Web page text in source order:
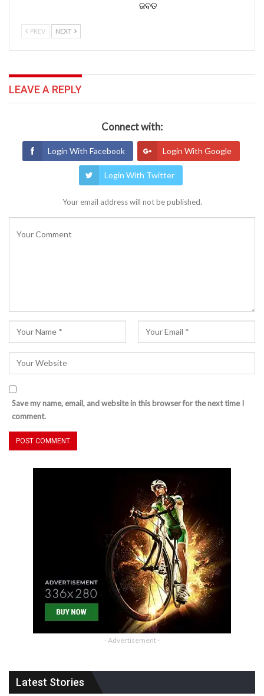
ଜବତ
PREV NEXT
LEAVE A REPLY
Connect with:
Login With Facebook Login With Google
Login With Twitter
Your email address will not be published.
Save my name, email, and website in this browser for the next time I
comment.
- Advertisement -
Latest Stories